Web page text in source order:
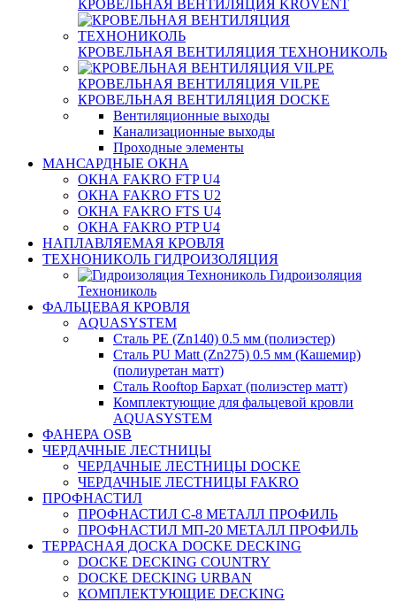
КРОВЕЛЬНАЯ ВЕНТИЛЯЦИЯ KROVENT
КРОВЕЛЬНАЯ ВЕНТИЛЯЦИЯ ТЕХНОНИКОЛЬ
КРОВЕЛЬНАЯ ВЕНТИЛЯЦИЯ VILPE
КРОВЕЛЬНАЯ ВЕНТИЛЯЦИЯ DOCKE
Вентиляционные выходы
Канализационные выходы
Проходные элементы
МАНСАРДНЫЕ ОКНА
ОКНА FAKRO FTP U4
ОКНА FAKRO FTS U2
ОКНА FAKRO FTS U4
ОКНА FAKRO PTP U4
НАПЛАВЛЯЕМАЯ КРОВЛЯ
ТЕХНОНИКОЛЬ ГИДРОИЗОЛЯЦИЯ
Гидроизоляция
Технониколь
ФАЛЬЦЕВАЯ КРОВЛЯ
AQUASYSTEM
Сталь PE (Zn140) 0.5 мм (полиэстер)
Сталь PU Matt (Zn275) 0.5 мм (Кашемир)
(полиуретан матт)
Сталь Rooftop Бархат (полиэстер матт)
Комплектующие для фальцевой кровли
AQUASYSTEM
ФАНЕРА OSB
ЧЕРДАЧНЫЕ ЛЕСТНИЦЫ
ЧЕРДАЧНЫЕ ЛЕСТНИЦЫ DOCKE
ЧЕРДАЧНЫЕ ЛЕСТНИЦЫ FAKRO
ПРОФНАСТИЛ
ПРОФНАСТИЛ C-8 МЕТАЛЛ ПРОФИЛЬ
ПРОФНАСТИЛ МП-20 МЕТАЛЛ ПРОФИЛЬ
ТЕРРАСНАЯ ДОСКА DOCKE DECKING
DOCKE DECKING COUNTRY
DOCKE DECKING URBAN
КОМПЛЕКТУЮЩИЕ DECKING